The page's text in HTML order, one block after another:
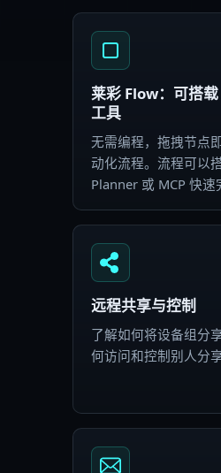
莱彩 Flow：可搭
工具
无需编程，拖拽节点
动化流程。流程可以
Planner 或 MCP 快速
远程共享与控制
了解如何将设备组分
何访问和控制别人分